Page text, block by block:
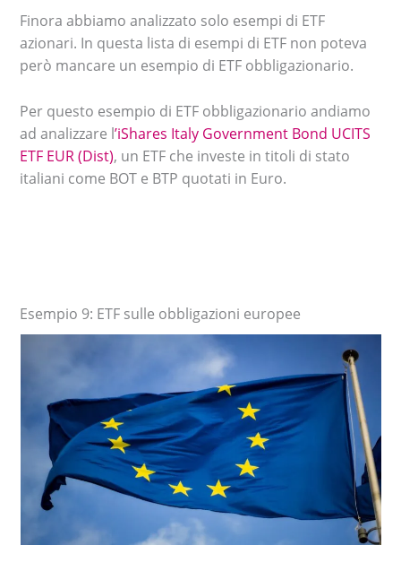
Finora abbiamo analizzato solo esempi di ETF
azionari. In questa lista di esempi di ETF non poteva
però mancare un esempio di ETF obbligazionario.
Per questo esempio di ETF obbligazionario andiamo
ad analizzare l’iShares Italy Government Bond UCITS
ETF EUR (Dist), un ETF che investe in titoli di stato
italiani come BOT e BTP quotati in Euro.
Esempio 9: ETF sulle obbligazioni europee